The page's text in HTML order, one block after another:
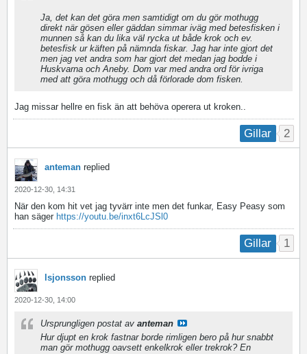
Ja, det kan det göra men samtidigt om du gör mothugg
direkt när gösen eller gäddan simmar iväg med betesfisken i
munnen så kan du lika väl rycka ut både krok och ev.
betesfisk ur käften på nämnda fiskar. Jag har inte gjort det
men jag vet andra som har gjort det medan jag bodde i
Huskvarna och Aneby. Dom var med andra ord för ivriga
med att göra mothugg och då förlorade dom fisken.
Jag missar hellre en fisk än att behöva operera ut kroken..
Gillar 2
anteman replied
2020-12-30, 14:31
När den kom hit vet jag tyvärr inte men det funkar, Easy Peasy som
han säger https://youtu.be/inxt6LcJSl0
Gillar 1
lsjonsson replied
2020-12-30, 14:00
Ursprungligen postat av anteman
Hur djupt en krok fastnar borde rimligen bero på hur snabbt
man gör mothugg oavsett enkelkrok eller trekrok? En